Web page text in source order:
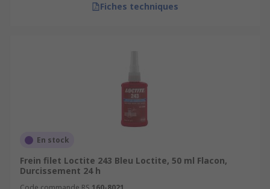
Fiches techniques
En stock
Frein filet Loctite 243 Bleu Loctite, 50 ml Flacon,
Durcissement 24 h